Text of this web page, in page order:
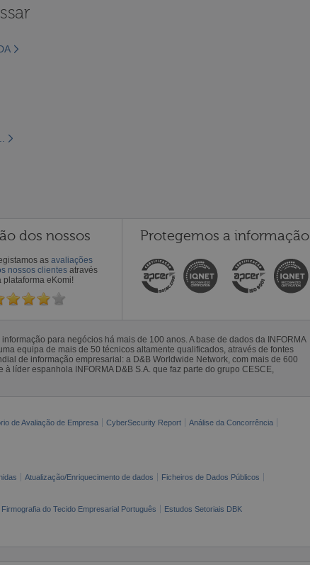
dos nossos
as avaliações
nossos clientes através
plataforma eKomi!
Protegemos a informação
para negócios há mais de 100 anos. A base de dados da INFORMA
equipa de mais de 50 técnicos altamente qualificados, através de fontes
de informação empresarial: a D&B Worldwide Network, com mais de 600
líder espanhola INFORMA D&B S.A. que faz parte do grupo CESCE,
de Avaliação de Empresa CyberSecurity Report
Análise da Concorrência
Atualização/Enriquecimento de dados
Ficheiros de Dados Públicos
Firmografia do Tecido Empresarial Português Estudos Setoriais DBK